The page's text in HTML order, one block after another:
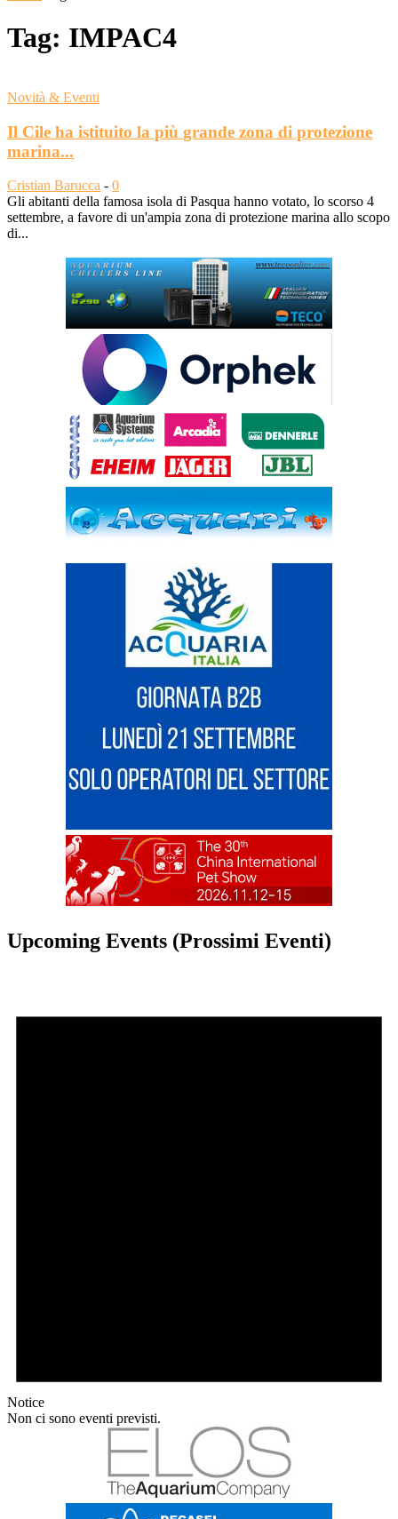
Tag: IMPAC4
Novità & Eventi
Il Cile ha istituito la più grande zona di protezione
marina...
Cristian Barucca - 0
Gli abitanti della famosa isola di Pasqua hanno votato, lo scorso 4
settembre, a favore di un'ampia zona di protezione marina allo scopo
di...
Upcoming Events (Prossimi Eventi)
Notice
Non ci sono eventi previsti.